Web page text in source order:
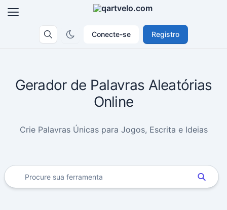
Conecte-se Registro
Gerador de Palavras Aleatórias
Online
Crie Palavras Únicas para Jogos, Escrita e Ideias